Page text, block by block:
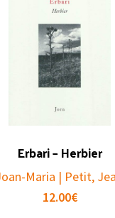
Erbari – Herbier
Maria | Petit,
12.00€